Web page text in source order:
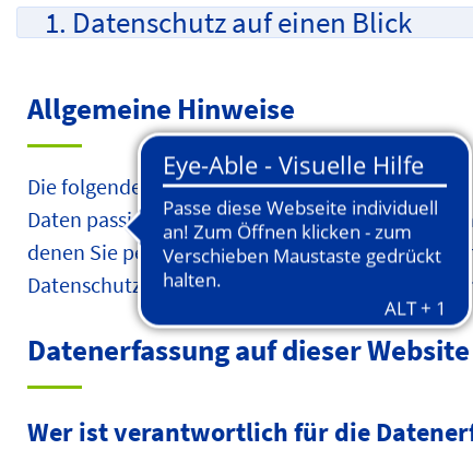
1. Datenschutz auf einen Blick
Allgemeine Hinweise
Die folgenden Hinweise geben einen einfachen
Daten passiert, wenn Sie diese Website
denen Sie persönlich identifiziert werden
Datenschutz entnehmen Sie unserer unter
Datenerfassung auf dieser Website
Wer ist verantwortlich für die